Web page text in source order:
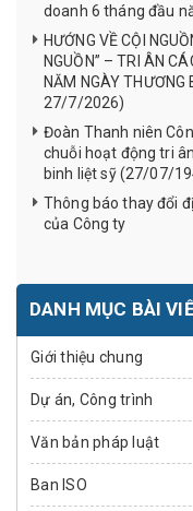
doanh 6 tháng đầu
HƯỚNG VỀ CỘI
NGUỒN” – TRI ÂN
NĂM NGÀY
27/7/2026)
Đoàn Thanh niên
chuỗi hoạt động tri
binh liệt sỹ (27/07/
Thông báo thay đổi
của Công ty
DANH MỤC BÀI
Giới thiệu chung
Dự án, Công trình
Văn bản pháp luật
Ban ISO